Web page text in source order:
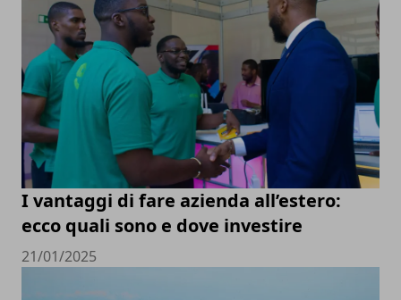
I vantaggi di fare azienda all’estero:
ecco quali sono e dove investire
21/01/2025